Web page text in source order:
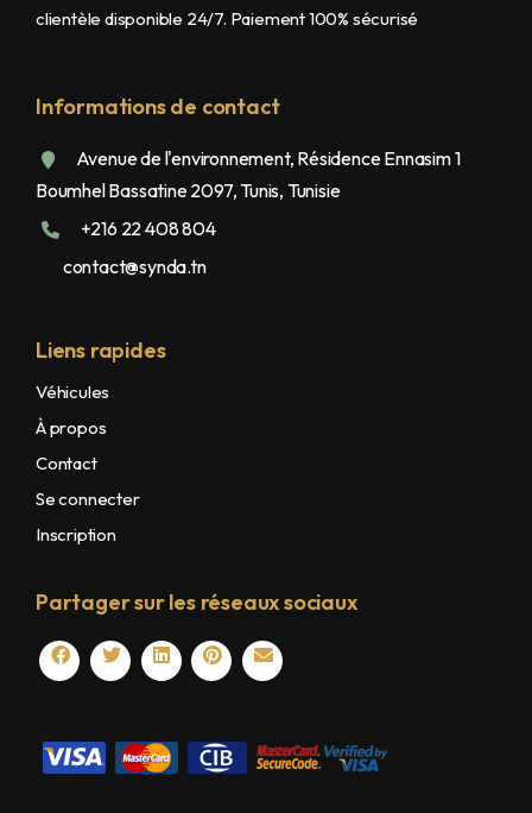
clientèle disponible 24/7. Paiement 100% sécurisé
Informations de contact
Avenue de l'environnement, Résidence Ennasim 1
Boumhel Bassatine 2097, Tunis, Tunisie
+216 22 408 804
contact@synda.tn
Liens rapides
Véhicules
À propos
Contact
Se connecter
Inscription
Partager sur les réseaux sociaux